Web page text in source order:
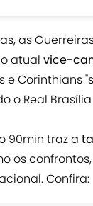
as
atual vice-
e Corinthians
o Real
90min traz a
os
Confira: